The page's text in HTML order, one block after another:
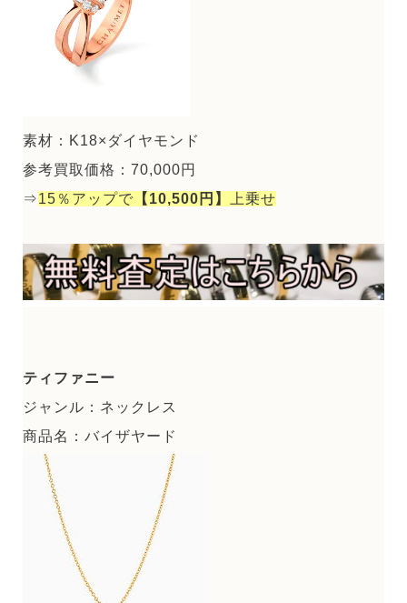
素材：K18×ダイヤモンド
参考買取価格：70,000円
⇒15％アップで 【10,500円】 上乗せ
ティファニー
ジャンル：ネックレス
商品名：バイザヤード